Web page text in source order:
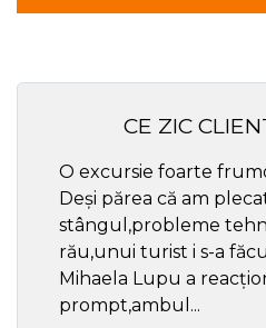
CE ZIC
O excursie foarte
Deși părea că am
stângul,probleme
rău,unui turist i s-a
Mihaela Lupu a
prompt,ambul...